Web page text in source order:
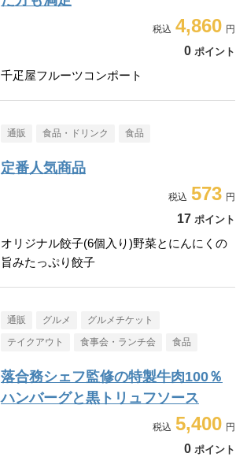
4,860
0 ポイント
千疋屋フルーツコンポート
通販 食品・ドリンク 食品
定番人気商品
573
17 ポイント
オリジナル餃子(6個入り)野菜とにんにくの
旨みたっぷり餃子
通販 グルメ グルメチケット
テイクアウト 食事会・ランチ会 食品
落合務シェフ監修の特製牛肉100％
ハンバーグと黒トリュフソース
5,400
0 ポイント